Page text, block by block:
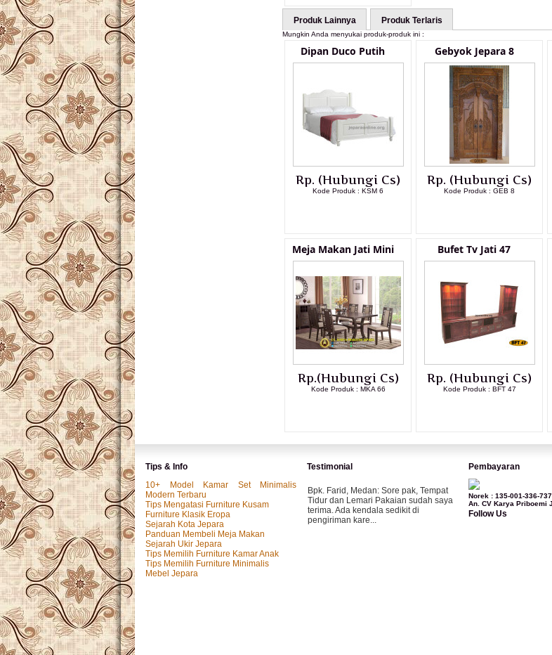
Produk Lainnya Produk Terlaris
Mungkin Anda menyukai produk-produk ini :
Dipan Duco Putih
Rp. (Hubungi Cs)
Kode Produk : KSM 6
Gebyok Jepara 8
Rp. (Hubungi Cs)
Kode Produk : GEB 8
Meja Makan Jati Mini
Rp.(Hubungi Cs)
Kode Produk : MKA 66
Bufet Tv Jati 47
Rp. (Hubungi Cs)
Kode Produk : BFT 47
Tips & Info
10+ Model Kamar Set Minimalis
Modern Terbaru
Tips Mengatasi Furniture Kusam
Furniture Klasik Eropa
Sejarah Kota Jepara
Panduan Membeli Meja Makan
Sejarah Ukir Jepara
Tips Memilih Furniture Kamar Anak
Tips Memilih Furniture Minimalis
Mebel Jepara
Testimonial
Bpk. Farid, Medan: Sore pak, Tempat
Tidur dan Lemari Pakaian sudah saya
terima. Ada kendala sedikit di
pengiriman kare...
Pembayaran
Norek : 135-001-336-
An. CV Karya Priboemi
Follow Us